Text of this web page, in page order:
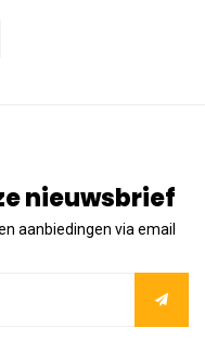
nieuwsbrief
aanbiedingen via email